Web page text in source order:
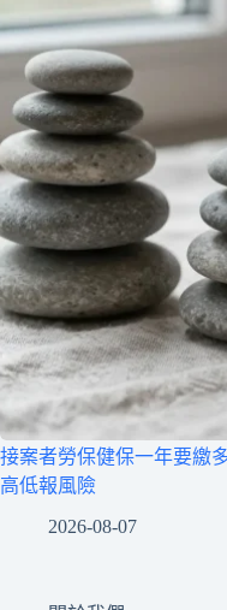
接案者勞保健保一年要繳
高低報風險
2026-08-07